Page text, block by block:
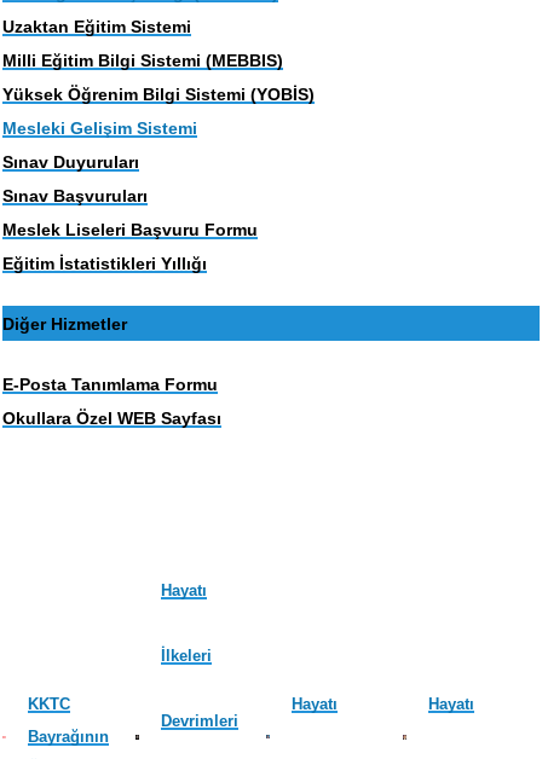
Uzaktan Eğitim Sistemi
Milli Eğitim Bilgi Sistemi (MEBBIS)
Yüksek Öğrenim Bilgi Sistemi (YOBİS)
Mesleki Gelişim Sistemi
Sınav Duyuruları
Sınav Başvuruları
Meslek Liseleri Başvuru Formu
Eğitim İstatistikleri Yıllığı
Diğer Hizmetler
E-Posta Tanımlama Formu
Okullara Özel WEB Sayfası
KKTC
Bayrağının
Hayatı
İlkeleri
Devrimleri
Hayatı Hayatı